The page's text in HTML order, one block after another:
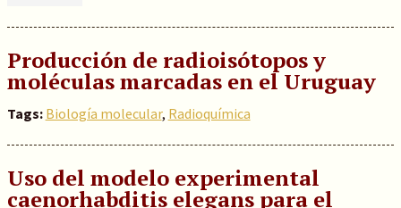
Producción de radioisótopos y
moléculas marcadas en el Uruguay
Tags: Biología molecular, Radioquímica
Uso del modelo experimental
caenorhabditis elegans para el